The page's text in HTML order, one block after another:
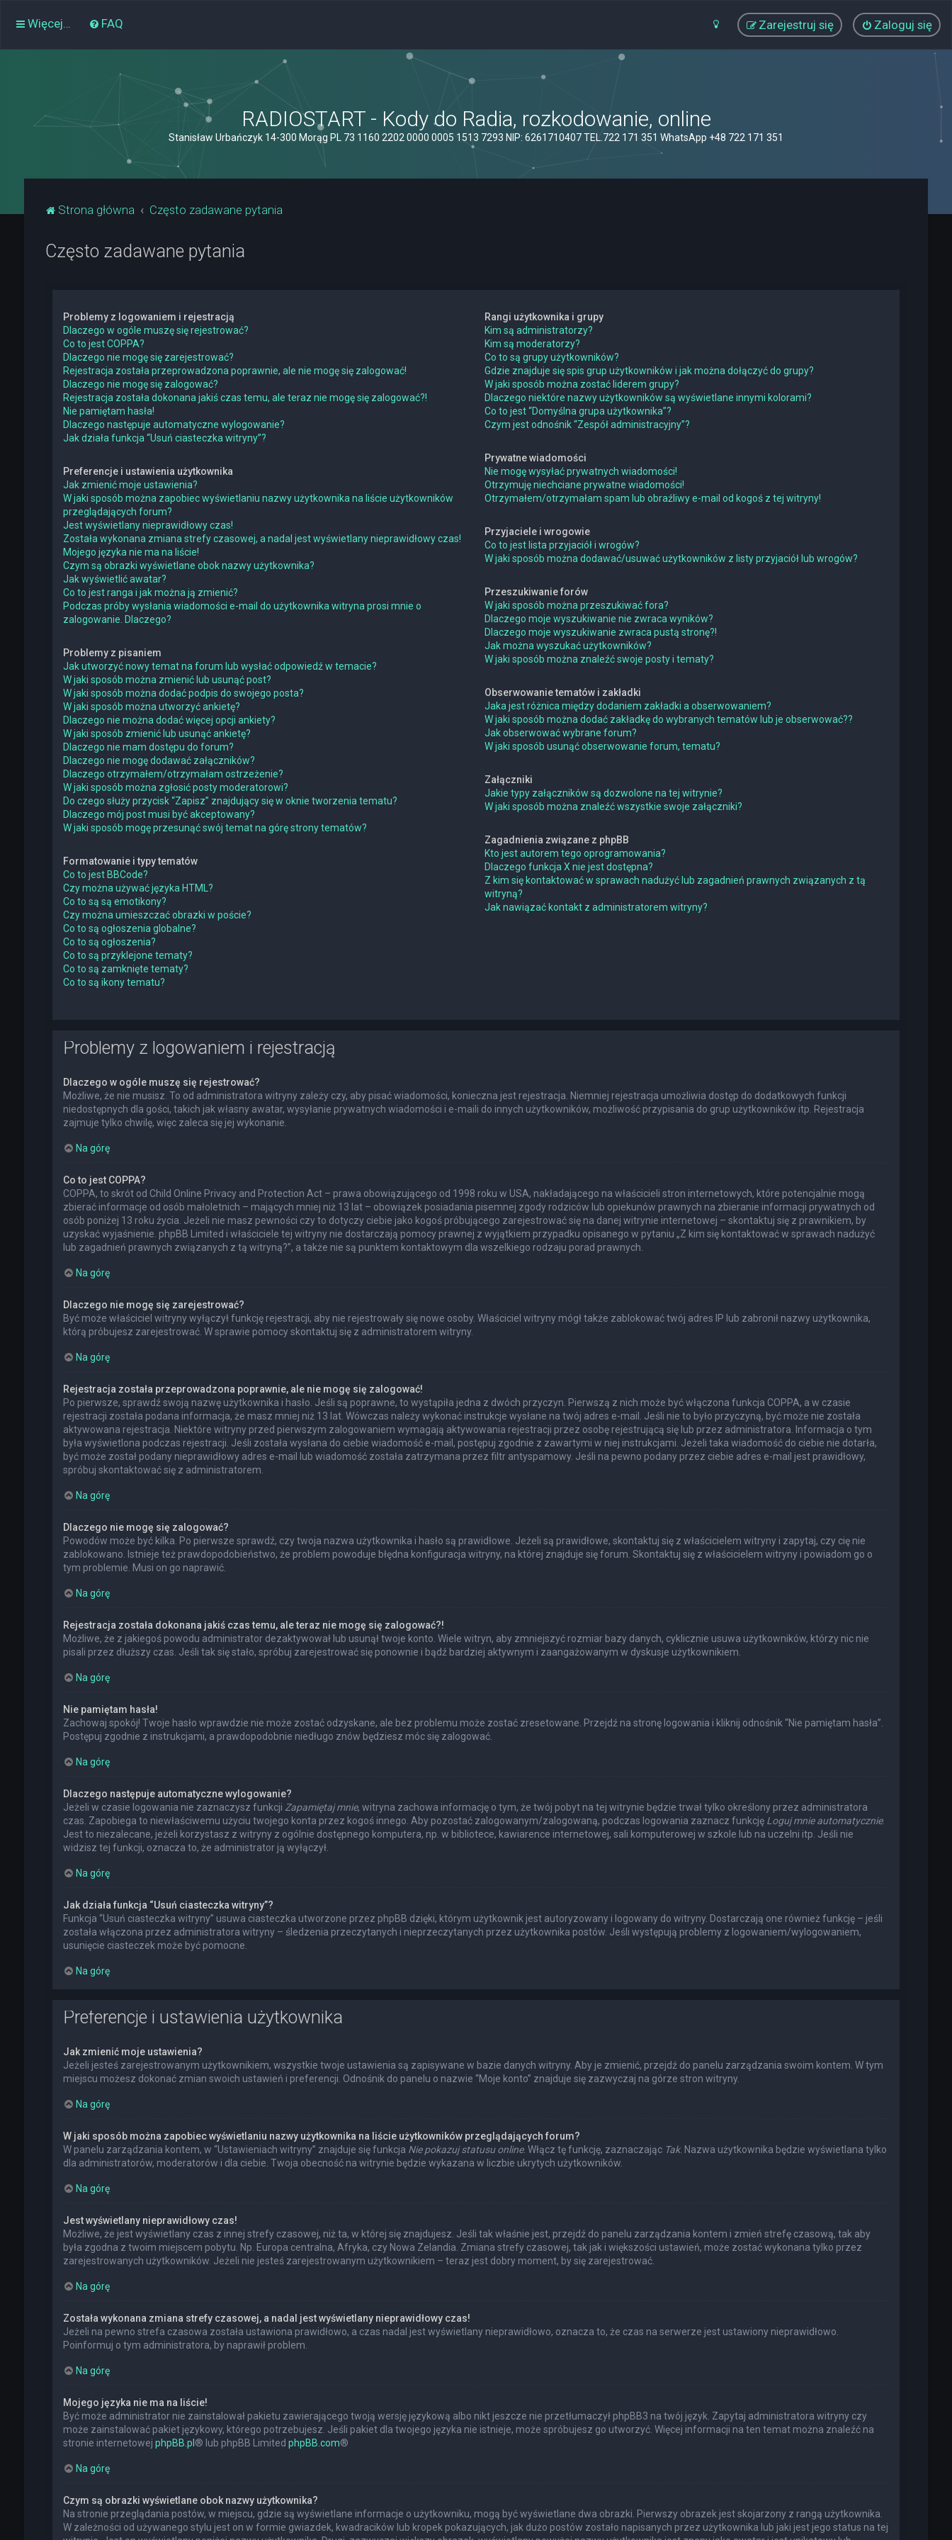
Więcej… FAQ Zaloguj się
Zarejestruj się
RADIOSTART - Kody do Radia, rozkodowanie, online
Stanisław Urbańczyk 14-300 Morąg PL 73 1160 2202 0000 0005 1513 7293 NIP: 6261710407 TEL.722 171 351 WhatsApp +48 722 171 351
Strona główna Często zadawane pytania
Często zadawane pytania
Problemy z logowaniem i rejestracją
Dlaczego w ogóle muszę się rejestrować?
Co to jest COPPA?
Dlaczego nie mogę się zarejestrować?
Rejestracja została przeprowadzona poprawnie, ale nie mogę się zalogować!
Dlaczego nie mogę się zalogować?
Rejestracja została dokonana jakiś czas temu, ale teraz nie mogę się zalogować?!
Nie pamiętam hasła!
Dlaczego następuje automatyczne wylogowanie?
Jak działa funkcja “Usuń ciasteczka witryny”?
Preferencje i ustawienia użytkownika
Jak zmienić moje ustawienia?
W jaki sposób można zapobiec wyświetlaniu nazwy użytkownika na liście użytkowników
przeglądających forum?
Jest wyświetlany nieprawidłowy czas!
Została wykonana zmiana strefy czasowej, a nadal jest wyświetlany nieprawidłowy czas!
Mojego języka nie ma na liście!
Czym są obrazki wyświetlane obok nazwy użytkownika?
Jak wyświetlić awatar?
Co to jest ranga i jak można ją zmienić?
Podczas próby wysłania wiadomości e-mail do użytkownika witryna prosi mnie o
zalogowanie. Dlaczego?
Problemy z pisaniem
Jak utworzyć nowy temat na forum lub wysłać odpowiedź w temacie?
W jaki sposób można zmienić lub usunąć post?
W jaki sposób można dodać podpis do swojego posta?
W jaki sposób można utworzyć ankietę?
Dlaczego nie można dodać więcej opcji ankiety?
W jaki sposób zmienić lub usunąć ankietę?
Dlaczego nie mam dostępu do forum?
Dlaczego nie mogę dodawać załączników?
Dlaczego otrzymałem/otrzymałam ostrzeżenie?
W jaki sposób można zgłosić posty moderatorowi?
Do czego służy przycisk “Zapisz” znajdujący się w oknie tworzenia tematu?
Dlaczego mój post musi być akceptowany?
W jaki sposób mogę przesunąć swój temat na górę strony tematów?
Formatowanie i typy tematów
Co to jest BBCode?
Czy można używać języka HTML?
Co to są są emotikony?
Czy można umieszczać obrazki w poście?
Co to są ogłoszenia globalne?
Co to są ogłoszenia?
Co to są przyklejone tematy?
Co to są zamknięte tematy?
Co to są ikony tematu?
Rangi użytkownika i grupy
Kim są administratorzy?
Kim są moderatorzy?
Co to są grupy użytkowników?
Gdzie znajduje się spis grup użytkowników i jak można dołączyć do grupy?
W jaki sposób można zostać liderem grupy?
Dlaczego niektóre nazwy użytkowników są wyświetlane innymi kolorami?
Co to jest “Domyślna grupa użytkownika”?
Czym jest odnośnik “Zespół administracyjny”?
Prywatne wiadomości
Nie mogę wysyłać prywatnych wiadomości!
Otrzymuję niechciane prywatne wiadomości!
Otrzymałem/otrzymałam spam lub obraźliwy e-mail od kogoś z tej witryny!
Przyjaciele i wrogowie
Co to jest lista przyjaciół i wrogów?
W jaki sposób można dodawać/usuwać użytkowników z listy przyjaciół lub wrogów?
Przeszukiwanie forów
W jaki sposób można przeszukiwać fora?
Dlaczego moje wyszukiwanie nie zwraca wyników?
Dlaczego moje wyszukiwanie zwraca pustą stronę?!
Jak można wyszukać użytkowników?
W jaki sposób można znaleźć swoje posty i tematy?
Obserwowanie tematów i zakładki
Jaka jest różnica między dodaniem zakładki a obserwowaniem?
W jaki sposób można dodać zakładkę do wybranych tematów lub je obserwować??
Jak obserwować wybrane forum?
W jaki sposób usunąć obserwowanie forum, tematu?
Załączniki
Jakie typy załączników są dozwolone na tej witrynie?
W jaki sposób można znaleźć wszystkie swoje załączniki?
Zagadnienia związane z phpBB
Kto jest autorem tego oprogramowania?
Dlaczego funkcja X nie jest dostępna?
Z kim się kontaktować w sprawach nadużyć lub zagadnień prawnych związanych z tą
witryną?
Jak nawiązać kontakt z administratorem witryny?
Problemy z logowaniem i rejestracją
Dlaczego w ogóle muszę się rejestrować?
Możliwe, że nie musisz. To od administratora witryny zależy czy, aby pisać wiadomości, konieczna jest rejestracja. Niemniej rejestracja umożliwia dostęp do dodatkowych funkcji
niedostępnych dla gości, takich jak własny awatar, wysyłanie prywatnych wiadomości i e-maili do innych użytkowników, możliwość przypisania do grup użytkowników itp. Rejestracja
zajmuje tylko chwilę, więc zaleca się jej wykonanie.
Na górę
Co to jest COPPA?
COPPA, to skrót od Child Online Privacy and Protection Act – prawa obowiązującego od 1998 roku w USA, nakładającego na właścicieli stron internetowych, które potencjalnie mogą
zbierać informacje od osób małoletnich – mających mniej niż 13 lat – obowiązek posiadania pisemnej zgody rodziców lub opiekunów prawnych na zbieranie informacji prywatnych od
osób poniżej 13 roku życia. Jeżeli nie masz pewności czy to dotyczy ciebie jako kogoś próbującego zarejestrować się na danej witrynie internetowej – skontaktuj się z prawnikiem, by
uzyskać wyjaśnienie. phpBB Limited i właściciele tej witryny nie dostarczają pomocy prawnej z wyjątkiem przypadku opisanego w pytaniu „Z kim się kontaktować w sprawach nadużyć
lub zagadnień prawnych związanych z tą witryną?”, a także nie są punktem kontaktowym dla wszelkiego rodzaju porad prawnych.
Na górę
Dlaczego nie mogę się zarejestrować?
Być może właściciel witryny wyłączył funkcję rejestracji, aby nie rejestrowały się nowe osoby. Właściciel witryny mógł także zablokować twój adres IP lub zabronił nazwy użytkownika,
którą próbujesz zarejestrować. W sprawie pomocy skontaktuj się z administratorem witryny.
Na górę
Rejestracja została przeprowadzona poprawnie, ale nie mogę się zalogować!
Po pierwsze, sprawdź swoją nazwę użytkownika i hasło. Jeśli są poprawne, to wystąpiła jedna z dwóch przyczyn. Pierwszą z nich może być włączona funkcja COPPA, a w czasie
rejestracji została podana informacja, że masz mniej niż 13 lat. Wówczas należy wykonać instrukcje wysłane na twój adres e-mail. Jeśli nie to było przyczyną, być może nie została
aktywowana rejestracja. Niektóre witryny przed pierwszym zalogowaniem wymagają aktywowania rejestracji przez osobę rejestrującą się lub przez administratora. Informacja o tym
była wyświetlona podczas rejestracji. Jeśli została wysłana do ciebie wiadomość e-mail, postępuj zgodnie z zawartymi w niej instrukcjami. Jeżeli taka wiadomość do ciebie nie dotarła,
być może został podany nieprawidłowy adres e-mail lub wiadomość została zatrzymana przez filtr antyspamowy. Jeśli na pewno podany przez ciebie adres e-mail jest prawidłowy,
spróbuj skontaktować się z administratorem.
Na górę
Dlaczego nie mogę się zalogować?
Powodów może być kilka. Po pierwsze sprawdź, czy twoja nazwa użytkownika i hasło są prawidłowe. Jeżeli są prawidłowe, skontaktuj się z właścicielem witryny i zapytaj, czy cię nie
zablokowano. Istnieje też prawdopodobieństwo, że problem powoduje błędna konfiguracja witryny, na której znajduje się forum. Skontaktuj się z właścicielem witryny i powiadom go o
tym problemie. Musi on go naprawić.
Na górę
Rejestracja została dokonana jakiś czas temu, ale teraz nie mogę się zalogować?!
Możliwe, że z jakiegoś powodu administrator dezaktywował lub usunął twoje konto. Wiele witryn, aby zmniejszyć rozmiar bazy danych, cyklicznie usuwa użytkowników, którzy nic nie
pisali przez dłuższy czas. Jeśli tak się stało, spróbuj zarejestrować się ponownie i bądź bardziej aktywnym i zaangażowanym w dyskusje użytkownikiem.
Na górę
Nie pamiętam hasła!
Zachowaj spokój! Twoje hasło wprawdzie nie może zostać odzyskane, ale bez problemu może zostać zresetowane. Przejdź na stronę logowania i kliknij odnośnik “Nie pamiętam hasła”.
Postępuj zgodnie z instrukcjami, a prawdopodobnie niedługo znów będziesz móc się zalogować.
Na górę
Dlaczego następuje automatyczne wylogowanie?
Jeżeli w czasie logowania nie zaznaczysz funkcji Zapamiętaj mnie, witryna zachowa informację o tym, że twój pobyt na tej witrynie będzie trwał tylko określony przez administratora
czas. Zapobiega to niewłaściwemu użyciu twojego konta przez kogoś innego. Aby pozostać zalogowanym/zalogowaną, podczas logowania zaznacz funkcję Loguj mnie automatycznie.
Jest to niezalecane, jeżeli korzystasz z witryny z ogólnie dostępnego komputera, np. w bibliotece, kawiarence internetowej, sali komputerowej w szkole lub na uczelni itp. Jeśli nie
widzisz tej funkcji, oznacza to, że administrator ją wyłączył.
Na górę
Jak działa funkcja “Usuń ciasteczka witryny”?
Funkcja “Usuń ciasteczka witryny” usuwa ciasteczka utworzone przez phpBB dzięki, którym użytkownik jest autoryzowany i logowany do witryny. Dostarczają one również funkcję – jeśli
została włączona przez administratora witryny – śledzenia przeczytanych i nieprzeczytanych przez użytkownika postów. Jeśli występują problemy z logowaniem/wylogowaniem,
usunięcie ciasteczek może być pomocne.
Na górę
Preferencje i ustawienia użytkownika
Jak zmienić moje ustawienia?
Jeżeli jesteś zarejestrowanym użytkownikiem, wszystkie twoje ustawienia są zapisywane w bazie danych witryny. Aby je zmienić, przejdź do panelu zarządzania swoim kontem. W tym
miejscu możesz dokonać zmian swoich ustawień i preferencji. Odnośnik do panelu o nazwie “Moje konto” znajduje się zazwyczaj na górze stron witryny.
Na górę
W jaki sposób można zapobiec wyświetlaniu nazwy użytkownika na liście użytkowników przeglądających forum?
W panelu zarządzania kontem, w “Ustawieniach witryny” znajduje się funkcja Nie pokazuj statusu online. Włącz tę funkcję, zaznaczając Tak. Nazwa użytkownika będzie wyświetlana tylko
dla administratorów, moderatorów i dla ciebie. Twoja obecność na witrynie będzie wykazana w liczbie ukrytych użytkowników.
Na górę
Jest wyświetlany nieprawidłowy czas!
Możliwe, że jest wyświetlany czas z innej strefy czasowej, niż ta, w której się znajdujesz. Jeśli tak właśnie jest, przejdź do panelu zarządzania kontem i zmień strefę czasową, tak aby
była zgodna z twoim miejscem pobytu. Np. Europa centralna, Afryka, czy Nowa Zelandia. Zmiana strefy czasowej, tak jak i większości ustawień, może zostać wykonana tylko przez
zarejestrowanych użytkowników. Jeżeli nie jesteś zarejestrowanym użytkownikiem – teraz jest dobry moment, by się zarejestrować.
Na górę
Została wykonana zmiana strefy czasowej, a nadal jest wyświetlany nieprawidłowy czas!
Jeżeli na pewno strefa czasowa została ustawiona prawidłowo, a czas nadal jest wyświetlany nieprawidłowo, oznacza to, że czas na serwerze jest ustawiony nieprawidłowo.
Poinformuj o tym administratora, by naprawił problem.
Na górę
Mojego języka nie ma na liście!
Być może administrator nie zainstalował pakietu zawierającego twoją wersję językową albo nikt jeszcze nie przetłumaczył phpBB3 na twój język. Zapytaj administratora witryny czy
może zainstalować pakiet językowy, którego potrzebujesz. Jeśli pakiet dla twojego języka nie istnieje, może spróbujesz go utworzyć. Więcej informacji na ten temat można znaleźć na
stronie internetowej phpBB.pl ® lub phpBB Limited phpBB.com®
Na górę
Czym są obrazki wyświetlane obok nazwy użytkownika?
Na stronie przeglądania postów, w miejscu, gdzie są wyświetlane informacje o użytkowniku, mogą być wyświetlane dwa obrazki. Pierwszy obrazek jest skojarzony z rangą użytkownika.
W zależności od używanego stylu jest on w formie gwiazdek, kwadracików lub kropek pokazujących, jak dużo postów zostało napisanych przez użytkownika lub jaki jest jego status na tej